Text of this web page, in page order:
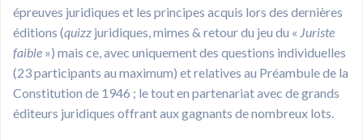
épreuves juridiques et les principes acquis lors des dernières
éditions (quizz juridiques, mimes & retour du jeu du « Juriste
faible ») mais ce, avec uniquement des questions individuelles
(23 participants au maximum) et relatives au Préambule de la
Constitution de 1946 ; le tout en partenariat avec de grands
éditeurs juridiques offrant aux gagnants de nombreux lots.